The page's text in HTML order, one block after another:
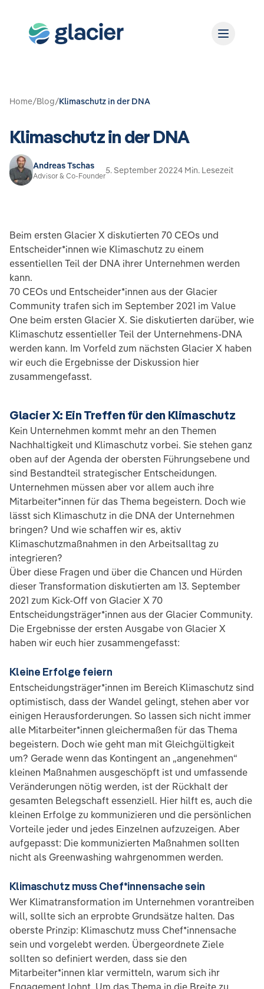
Home/Blog/Klimaschutz in der DNA
Klimaschutz in der DNA
Andreas Tschas
Advisor & Co-Founder
5. September 20224 Min. Lesezeit
Beim ersten Glacier X diskutierten 70 CEOs und
Entscheider*innen wie Klimaschutz zu einem
essentiellen Teil der DNA ihrer Unternehmen werden
kann.
70 CEOs und Entscheider*innen aus der Glacier
Community trafen sich im September 2021 im Value
One beim ersten Glacier X. Sie diskutierten darüber, wie
Klimaschutz essentieller Teil der Unternehmens-DNA
werden kann. Im Vorfeld zum nächsten Glacier X haben
wir euch die Ergebnisse der Diskussion hier
zusammengefasst.
Glacier X: Ein Treffen für den Klimaschutz
Kein Unternehmen kommt mehr an den Themen
Nachhaltigkeit und Klimaschutz vorbei. Sie stehen ganz
oben auf der Agenda der obersten Führungsebene und
sind Bestandteil strategischer Entscheidungen.
Unternehmen müssen aber vor allem auch ihre
Mitarbeiter*innen für das Thema begeistern. Doch wie
lässt sich Klimaschutz in die DNA der Unternehmen
bringen? Und wie schaffen wir es, aktiv
Klimaschutzmaßnahmen in den Arbeitsalltag zu
integrieren?
Über diese Fragen und über die Chancen und Hürden
dieser Transformation diskutierten am 13. September
2021 zum Kick-Off von Glacier X 70
Entscheidungsträger*innen aus der Glacier Community.
Die Ergebnisse der ersten Ausgabe von Glacier X
haben wir euch hier zusammengefasst:
Kleine Erfolge feiern
Entscheidungsträger*innen im Bereich Klimaschutz sind
optimistisch, dass der Wandel gelingt, stehen aber vor
einigen Herausforderungen. So lassen sich nicht immer
alle Mitarbeiter*innen gleichermaßen für das Thema
begeistern. Doch wie geht man mit Gleichgültigkeit
um? Gerade wenn das Kontingent an „angenehmen“
kleinen Maßnahmen ausgeschöpft ist und umfassende
Veränderungen nötig werden, ist der Rückhalt der
gesamten Belegschaft essenziell. Hier hilft es, auch die
kleinen Erfolge zu kommunizieren und die persönlichen
Vorteile jeder und jedes Einzelnen aufzuzeigen. Aber
aufgepasst: Die kommunizierten Maßnahmen sollten
nicht als Greenwashing wahrgenommen werden.
Klimaschutz muss Chef*innensache sein
Wer Klimatransformation im Unternehmen vorantreiben
will, sollte sich an erprobte Grundsätze halten. Das
oberste Prinzip: Klimaschutz muss Chef*innensache
sein und vorgelebt werden. Übergeordnete Ziele
sollten so definiert werden, dass sie den
Mitarbeiter*innen klar vermitteln, warum sich ihr